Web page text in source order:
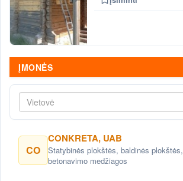
ĮMONĖS
Vietovė
CO
CONKRETA, UAB
Statybinės plokštės, baldinės plokštės,
betonavimo medžiagos